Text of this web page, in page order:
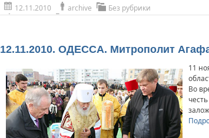
12.11.2010 archive Без рубрики
12.11.2010. ОДЕССА. Митрополит
11
Во